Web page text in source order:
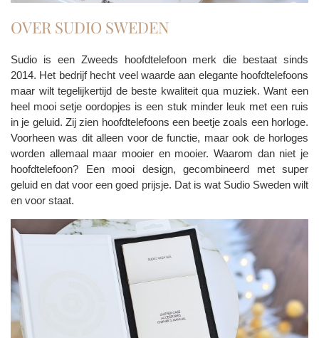
OVER SUDIO SWEDEN
Sudio is een Zweeds hoofdtelefoon merk die bestaat sinds
2014. Het bedrijf hecht veel waarde aan elegante hoofdtelefoons
maar wilt tegelijkertijd de beste kwaliteit qua muziek. Want een
heel mooi setje oordopjes is een stuk minder leuk met een ruis
in je geluid. Zij zien hoofdtelefoons een beetje zoals een horloge.
Voorheen was dit alleen voor de functie, maar ook de horloges
worden allemaal maar mooier en mooier. Waarom dan niet je
hoofdtelefoon? Een mooi design, gecombineerd met super
geluid en dat voor een goed prijsje. Dat is wat Sudio Sweden wilt
en voor staat.